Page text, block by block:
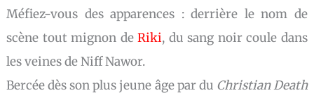
Méfiez-vous des apparences : derrière le nom de
scène tout mignon deRiki, du sang noir coule dans
les veines de Niff Nawor.
Bercée dès son plus jeune âge par du Christian Death